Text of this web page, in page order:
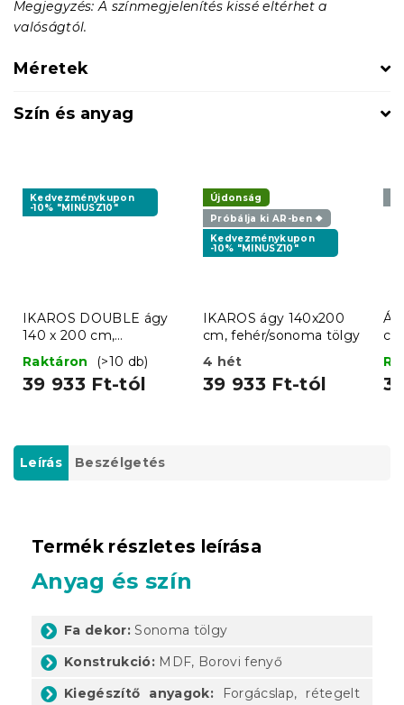
Megjegyzés: A színmegjelenítés kissé eltérhet a
valóságtól.
Méretek
Szín és anyag
Kedvezménykupon
-10% "MINUSZ10"
IKAROS DOUBLE ágy
140 x 200 cm,
fehér/sonoma tölgy
Raktáron (>10 db)
39 933 Ft-tól
Újdonság
Próbálja ki AR-ben ❖
Kedvezménykupon
-10% "MINUSZ10"
IKAROS ágy 140x200
cm, fehér/sonoma tölgy
4 hét
39 933 Ft-tól
Leírás Beszélgetés
Termék részletes leírása
Anyag és szín
Fa dekor: Sonoma tölgy
Konstrukció: MDF, Borovi fenyő
Kiegészítő anyagok:Forgácslap, rétegelt